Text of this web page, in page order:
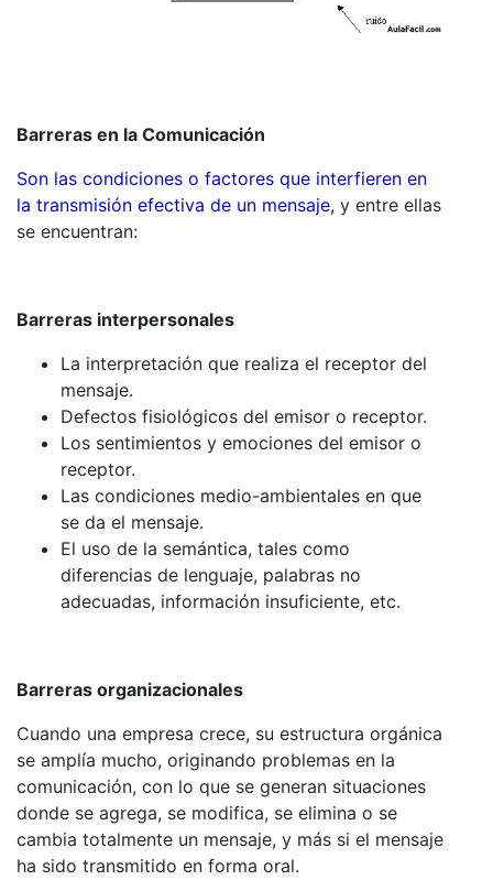
Barreras en la Comunicación
Son las condiciones o factores que interfieren en
la transmisión efectiva de un mensaje, y entre ellas
se encuentran:
Barreras interpersonales
La interpretación que realiza el receptor del
mensaje.
Defectos fisiológicos del emisor o receptor.
Los sentimientos y emociones del emisor o
receptor.
Las condiciones medio-ambientales en que
se da el mensaje.
El uso de la semántica, tales como
diferencias de lenguaje, palabras no
adecuadas, información insuficiente, etc.
Barreras organizacionales
Cuando una empresa crece, su estructura orgánica
se amplía mucho, originando problemas en la
comunicación, con lo que se generan situaciones
donde se agrega, se modifica, se elimina o se
cambia totalmente un mensaje, y más si el mensaje
ha sido transmitido en forma oral.